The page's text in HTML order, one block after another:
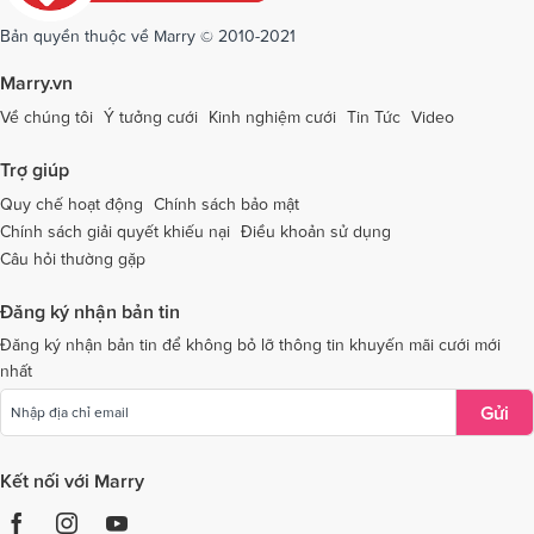
Dịch vụ cưới tại Sóc Trăng Dịch vụ cưới tại Sơn La
Dịch vụ cưới tại Thái Bình Dịch vụ cưới tại Thanh Hóa
Dịch vụ cưới tại Thừa Thiên - Huế
Dịch vụ cưới tại An Giang Dịch vụ cưới tại Trà Vinh
Dịch vụ cưới tại Tuyên Quang
Dịch vụ cưới tại Bà Rịa - Vũng TàuDịch vụ cưới tại Bắc Giang
Dịch vụ cưới tại Bắc Kạn
Bản quyền thuộc về Marry © 2010-2021
Marry.vn
Về chúng tôi Ý tưởng cưới Kinh nghiệm cưới Tin Tức Video
Trợ giúp
Quy chế hoạt động
Chính sách bảo mật
Chính sách giải quyết khiếu nại Điều khoản sử dụng
Câu hỏi thường gặp
Đăng ký nhận bản tin
Đăng ký nhận bản tin để không bỏ lỡ thông tin khuyến mãi cưới mới
nhất
Gửi
Kết nối với Marry